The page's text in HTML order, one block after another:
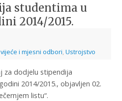
studentima u
2014/2015.
i mjesni odbori, Ustrojstvo
za dodjelu stipendija
2014/2015., objavljen 02.
listu“.